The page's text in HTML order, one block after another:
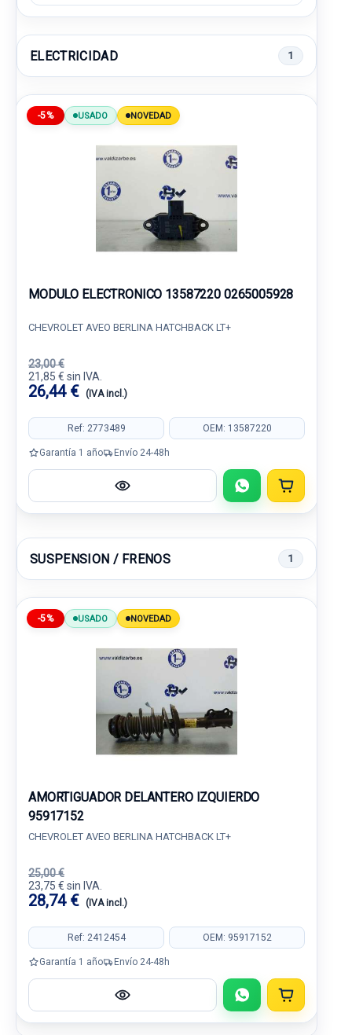
ELECTRICIDAD 1
-5% USADO NOVEDAD
MODULO ELECTRONICO 13587220 0265005928
CHEVROLET AVEO BERLINA HATCHBACK LT+
23,00 €
21,85 € sin IVA.
26,44 € (IVA incl.)
Ref: 2773489 OEM: 13587220
Garantía 1 año Envío 24-48h
SUSPENSION / FRENOS 1
-5% USADO NOVEDAD
AMORTIGUADOR DELANTERO IZQUIERDO
95917152
CHEVROLET AVEO BERLINA HATCHBACK LT+
25,00 €
23,75 € sin IVA.
28,74 € (IVA incl.)
Ref: 2412454 OEM: 95917152
Garantía 1 año Envío 24-48h